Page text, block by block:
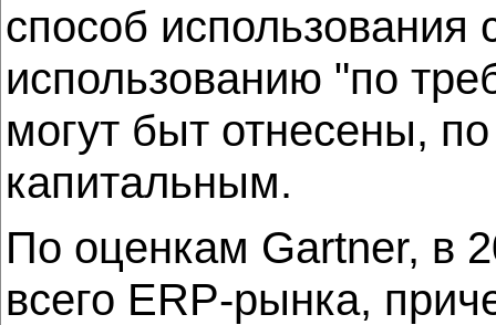
способ использования
использованию "по
могут быт отнесены,
капитальным.
По оценкам Gartner, в
всего ERP-рынка,